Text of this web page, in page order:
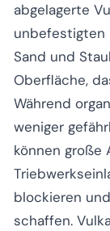
abgelagerte
unbefestigten
Sand und
Oberfläche,
Während
weniger
können große
blockieren
schaffen.